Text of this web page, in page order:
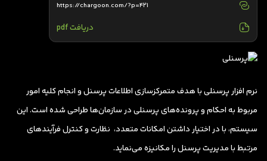
نرم افزار پرسنلی با هدف متمرکزسازی اطلاعات پرسنل و انجام کلیه امور
مربوط به احکام و پرونده‌های پرسنلی در سازمان‌ها طراحی شده است. این
سیستم، با در اختیار داشتن امکانات متعدد، نظارت و کنترل فرآیندهای
مرتبط با مدیریت پرسنل را مکانیزه می‌نماید.
https://chargoon.com/?p=421
دریافت pdf